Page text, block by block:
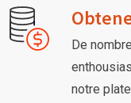
De
notre